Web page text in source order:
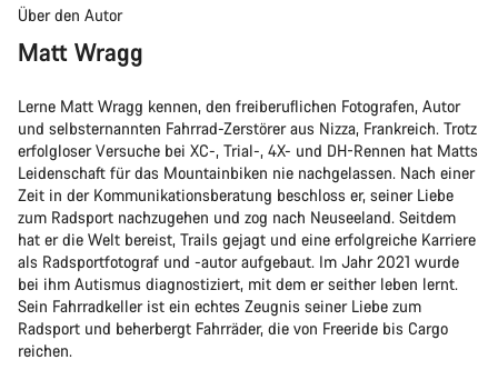
Über den Autor
Matt Wragg
Lerne Matt Wragg kennen, den freiberuflichen Fotografen, Autor
und selbsternannten Fahrrad-Zerstörer aus Nizza, Frankreich. Trotz
erfolgloser Versuche bei XC-, Trial-, 4X- und DH-Rennen hat Matts
Leidenschaft für das Mountainbiken nie nachgelassen. Nach einer
Zeit in der Kommunikationsberatung beschloss er, seiner Liebe
zum Radsport nachzugehen und zog nach Neuseeland. Seitdem
hat er die Welt bereist, Trails gejagt und eine erfolgreiche Karriere
als Radsportfotograf und -autor aufgebaut. Im Jahr 2021 wurde
bei ihm Autismus diagnostiziert, mit dem er seither leben lernt.
Sein Fahrradkeller ist ein echtes Zeugnis seiner Liebe zum
Radsport und beherbergt Fahrräder, die von Freeride bis Cargo
reichen.